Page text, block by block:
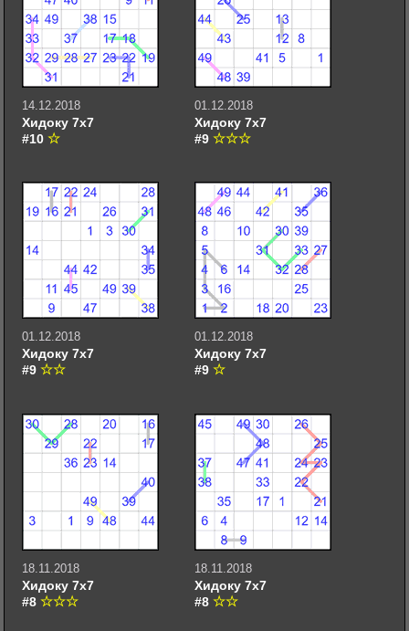
14.12.2018
Хидоку 7х7
#10
01.12.2018
Хидоку 7х7
#9
01.12.2018
Хидоку 7х7
#9
01.12.2018
Хидоку 7х7
#9
18.11.2018
Хидоку 7х7
#8
18.11.2018
Хидоку 7х7
#8